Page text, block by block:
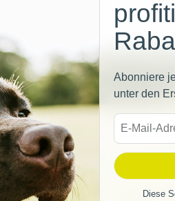
Abonniere
unter den
Diese